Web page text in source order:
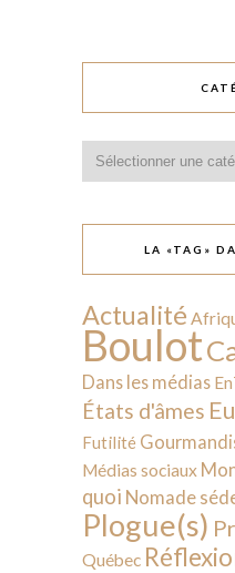
LA «TAG»
Actualité
Boulot
Dans les médias
États d'âmes
Futilité
Médias sociaux
quoi Nomade
Plogue(s)
Québec